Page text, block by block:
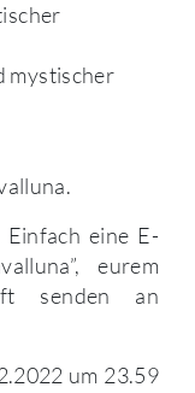
mystischer
eine E-
eurem
senden an
um 23.59